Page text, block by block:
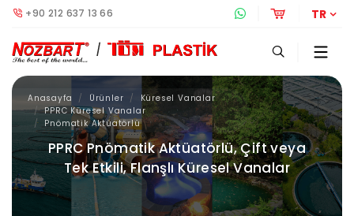
+90 212 637 13 66 WhatsappOnline
TR
PPRC Pnömatik Aktüatörlü, Çift veya
Tek Etkili, Flanşlı Küresel Vanalar
Anasayfa Ürünler
Küresel Vanalar
PPRC Küresel Vanalar
Pnömatik Aktüatörlü